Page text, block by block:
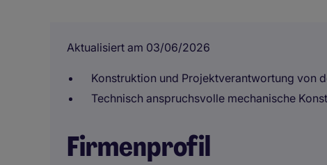
Aktualisiert am 03/06/2026
Konstruktion und Projektverantwortung von
Technisch anspruchsvolle mechanische
Firmenprofil